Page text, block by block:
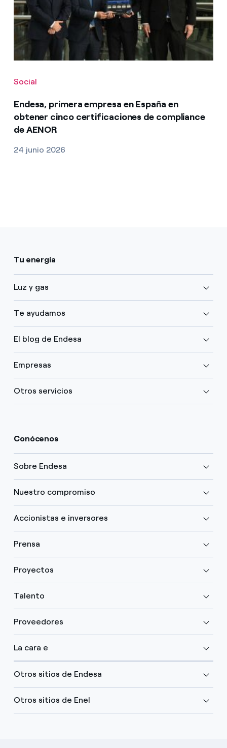
Social
Endesa, primera empresa en España en
obtener cinco certificaciones de compliance
de AENOR
24 junio 2026
Tu energía
Luz y gas
Te ayudamos
El blog de Endesa
Empresas
Otros servicios
Conócenos
Sobre Endesa
Nuestro compromiso
Accionistas e inversores
Prensa
Proyectos
Talento
Proveedores
La cara e
Otros sitios de Endesa
Otros sitios de Enel